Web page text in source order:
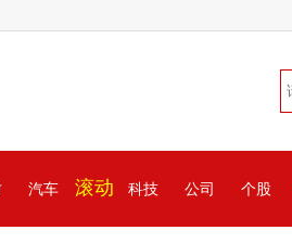
汽车 滚动 科技 公司 个股